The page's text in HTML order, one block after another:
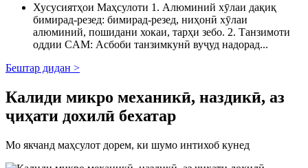
Хусусиятҳои Маҳсулоти 1. Алюминий хӯлаи дақиқ
бимирад-резед: бимирад-резед, ниҳонӣ хӯлаи
алюминий, пошидани хокаи, тарҳи зебо. 2. Танзимоти
оддии CAM: Асбоби танзимкунӣ вуҷуд надорад...
Бештар дидан >
Калиди микро механикӣ, наздикӣ, аз
ҷиҳати дохилӣ бехатар
Мо якчанд маҳсулот дорем, ки шумо интихоб кунед